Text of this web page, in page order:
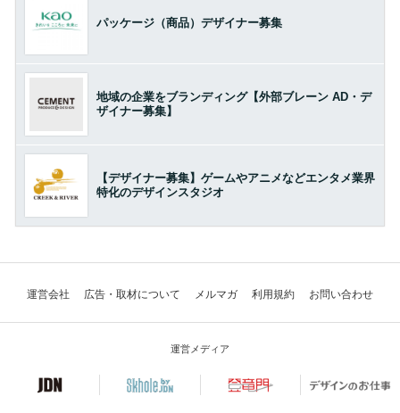
パッケージ（商品）デザイナー募集
地域の企業をブランディング【外部ブレーン AD・デ
ザイナー募集】
【デザイナー募集】ゲームやアニメなどエンタメ業界
特化のデザインスタジオ
運営会社 広告・取材について メルマガ 利用規約 お問い合わせ
運営メディア